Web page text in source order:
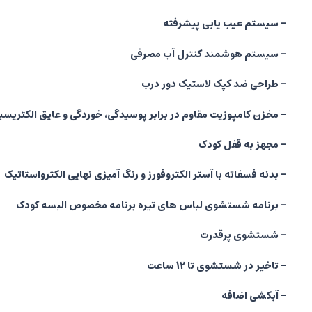
- سیستم عیب یابی پیشرفته
- سیستم هوشمند کنترل آب مصرفی
- طراحی ضد کپک لاستیک دور درب
- مخزن کامپوزیت مقاوم در برابر پوسیدگی، خوردگی و عایق
- مجهز به قفل کودک
- بدنه فسفاته با آستر الکتروفورز و رنگ آمیزی نهایی الکترواستاتیک
- برنامه شستشوی لباس های تیره برنامه مخصوص البسه کودک
- شستشوی پرقدرت
- تاخیر در شستشوی تا 12 ساعت
- آبکشی اضافه